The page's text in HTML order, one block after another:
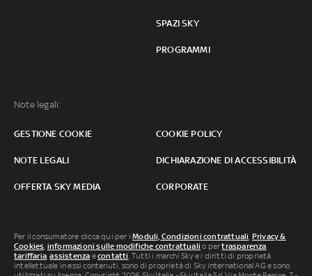
SPAZI SKY
PROGRAMMI
Note legali:
GESTIONE COOKIE COOKIE POLICY
NOTE LEGALI DICHIARAZIONE DI ACCESSIBILITÀ
OFFERTA SKY MEDIA CORPORATE
Per il consumatore clicca qui per iModuli, Condizioni contrattuali, Privacy &
Cookies, informazioni sulle modifiche contrattuali o pertrasparenza
tariffaria,assistenza econtatti. Tutti i marchi Sky e i diritti di proprietà
intellettuale in essi contenuti, sono di proprietà di Sky international AG e sono